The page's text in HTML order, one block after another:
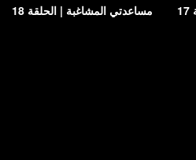
مساعدتي المشاغبة | الحلقة 18